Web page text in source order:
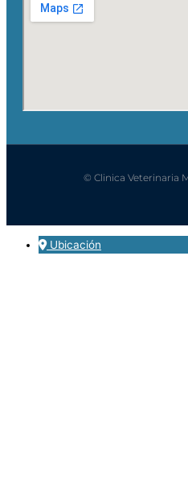
© Clinica Veterinaria
Ubicación